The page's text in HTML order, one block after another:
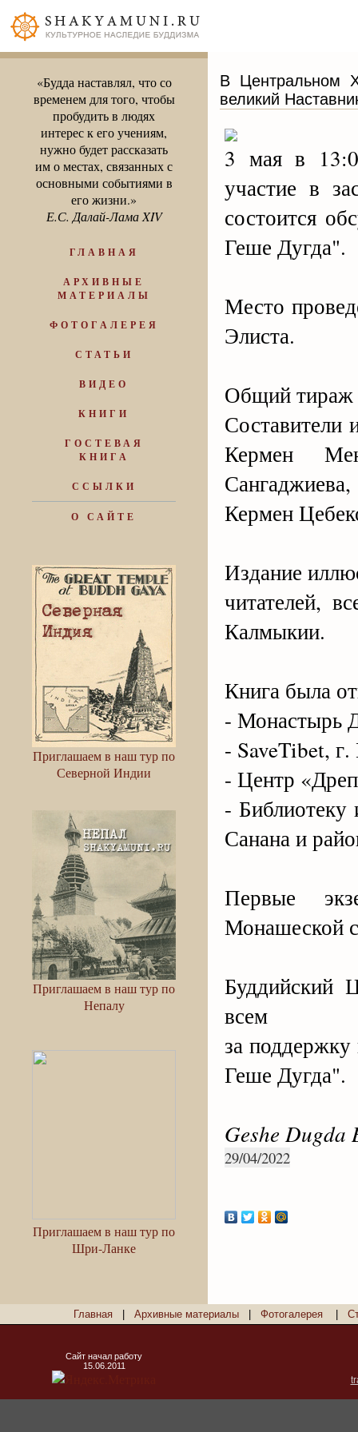
«Будда наставлял, что со
временем для того, чтобы
пробудить в людях
интерес к его учениям,
нужно будет рассказать
им о местах, связанных с
основными событиями в
его жизни.»
Е.С. Далай-Лама XIV
ГЛАВНАЯ
АРХИВНЫЕ
МАТЕРИАЛЫ
ФОТОГАЛЕРЕЯ
СТАТЬИ
ВИДЕО
КНИГИ
ГОСТЕВАЯ
КНИГА
ССЫЛКИ
О САЙТЕ
Приглашаем в наш тур по
Северной Индии
Приглашаем в наш тур по
Непалу
Приглашаем в наш тур по
Шри-Ланке
В Центральном
великий
3 мая в
участие в
состоится
Геше Дугда".
Место
Элиста.
Общий тираж
Составители
Кермен
Кермен
Издание
читателей,
Калмыкии.
Книга была
- Монастырь
- SaveTibet,
- Центр
-
Санана и
Первые
Монашеской
Буддийский
всем
за
Геше Дугда".
Geshe Dugda
29/04/2022
Главная Архивные материалы Фотогалерея
Сайт начал работу
15.06.2011